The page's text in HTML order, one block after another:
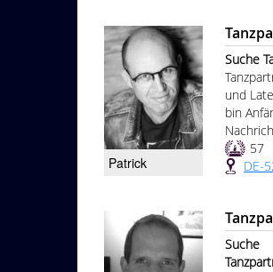
Patrick
Suche
und
bin
57
DE-
Suche